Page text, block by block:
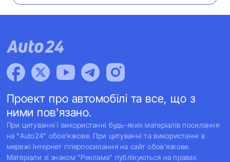
Проект про автомобілі та все, що з
ними пов'язано.
При цитуванні і використанні будь-яких матеріалів посилання
на "Auto24" обов'язкове. При цитуванні та використанні в
мережі Інтернет гіперпосилання на сайт обов'язкове.
Матеріали зі знаком "Реклама" публікуються на правах